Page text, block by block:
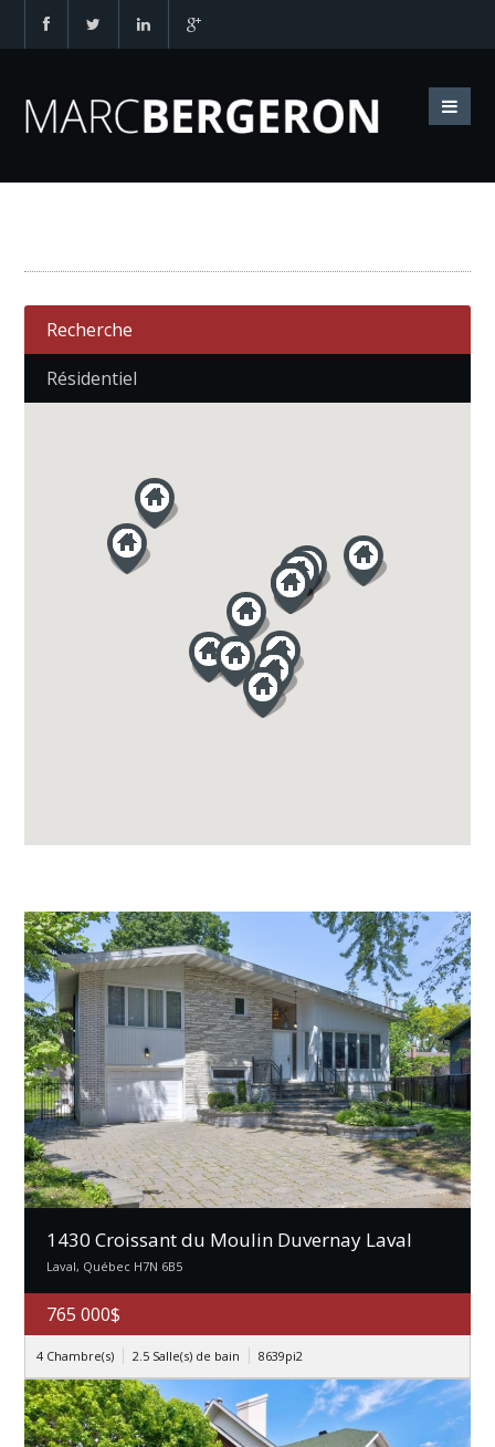
Recherche
Résidentiel
1430 Croissant du Moulin Duvernay Laval
Laval, Québec H7N 6B5
765 000$
4 Chambre(s) 2.5 Salle(s) de bain 8639pi2